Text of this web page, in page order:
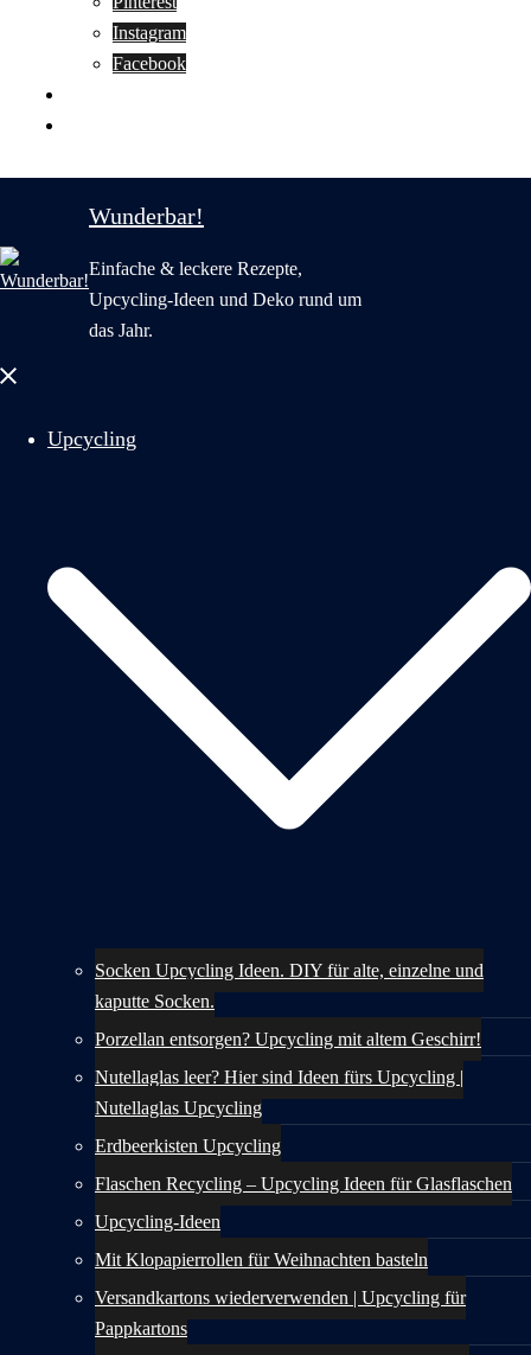
Instagram
Facebook
Wunderbar!
Einfache & leckere Rezepte,
Upcycling-Ideen und Deko rund um
das Jahr.
Menü
Upcycling
Socken Upcycling Ideen. DIY für alte, einzelne und
kaputte Socken.
Porzellan entsorgen? Upcycling mit altem Geschirr!
Nutellaglas leer? Hier sind Ideen fürs Upcycling |
Nutellaglas Upcycling
Erdbeerkisten Upcycling
Flaschen Recycling – Upcycling Ideen für Glasflaschen
Upcycling-Ideen
Mit Klopapierrollen für Weihnachten basteln
Versandkartons wiederverwenden | Upcycling für
Pappkartons